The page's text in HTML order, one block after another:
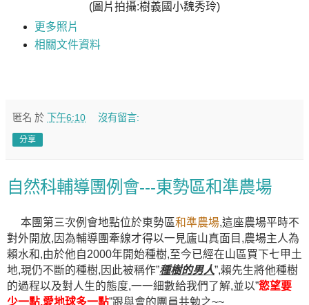
(圖片拍攝:樹義國小魏秀玲)
更多照片
相關文件資料
匿名 於 下午6:10 沒有留言:
分享
自然科輔導團例會---東勢區和準農場
本團第三次例會地點位於東勢區和準農場,這座農場平時不
對外開放,因為輔導團牽線才得以一見廬山真面目,農場主人為
賴水和,由於他自2000年開始種樹,至今已經在山區買下七甲土
地,現仍不斷的種樹,因此被稱作”種樹的男人”,賴先生將他種樹
的過程以及對人生的態度,一一細數給我們了解,並以”慾望要
少一點,愛地球多一點”跟與會的團員共勉之~~